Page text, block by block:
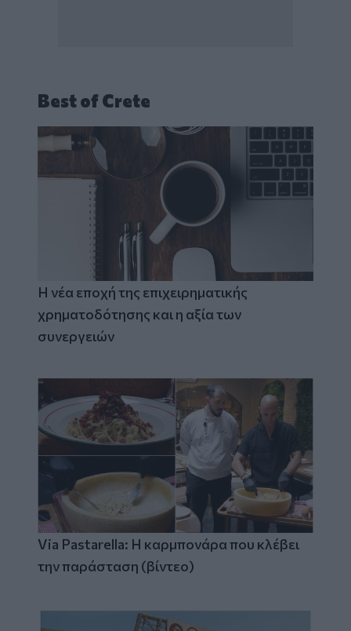
Best of Crete
Η νέα εποχή της επιχειρηματικής
χρηματοδότησης και η αξία των
συνεργειών
Via Pastarella: Η καρμπονάρα που κλέβει
την παράσταση (βίντεο)